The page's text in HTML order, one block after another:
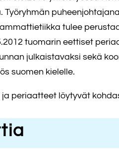
Työryhmän
tulee
tuomarin eettiset
julkaistavaksi sekä
suomen kielelle.
periaatteet löytyvät